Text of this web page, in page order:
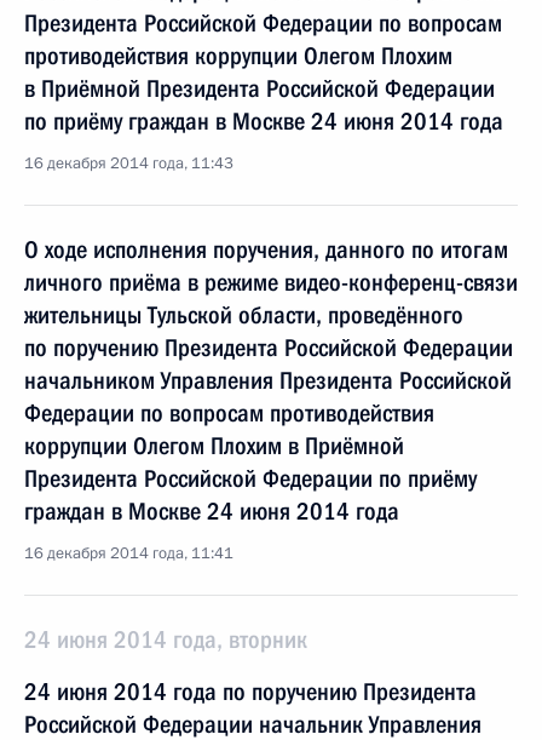
Президента Российской Федерации по вопросам
противодействия коррупции Олегом Плохим
в Приёмной Президента Российской Федерации
по приёму граждан в Москве 24 июня 2014 года
16 декабря 2014 года, 11:43
О ходе исполнения поручения, данного по итогам
личного приёма в режиме видео-конференц-связи
жительницы Тульской области, проведённого
по поручению Президента Российской Федерации
начальником Управления Президента Российской
Федерации по вопросам противодействия
коррупции Олегом Плохим в Приёмной
Президента Российской Федерации по приёму
граждан в Москве 24 июня 2014 года
16 декабря 2014 года, 11:41
24 июня 2014 года, вторник
24 июня 2014 года по поручению Президента
Российской Федерации начальник Управления